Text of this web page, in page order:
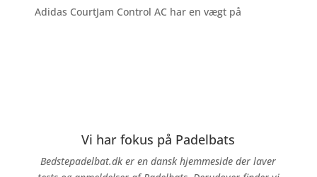
Adidas CourtJam Control AC har en vægt på
Vi har fokus på Padelbats
Bedstepadelbat.dk er en dansk hjemmeside der laver